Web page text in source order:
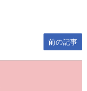
前の記事